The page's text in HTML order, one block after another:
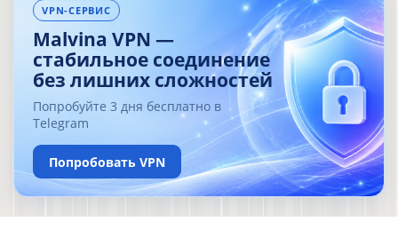
VPN-СЕРВИС
Malvina VPN —
стабильное соединение
без лишних сложностей
Попробуйте 3 дня бесплатно в
Telegram
Попробовать VPN